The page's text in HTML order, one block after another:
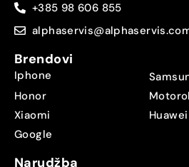
+385 98 606 855
Brendovi
Iphone
Honor
Xiaomi
Huawei
Google
Narudžba